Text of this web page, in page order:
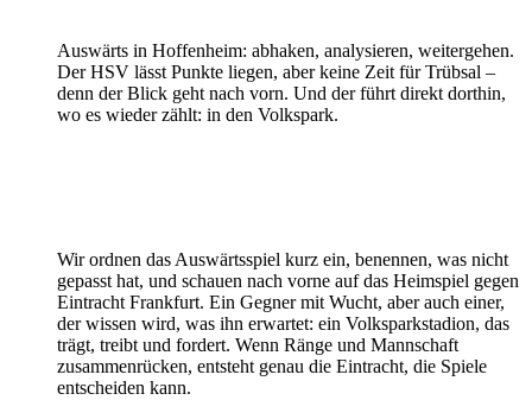
Auswärts in Hoffenheim: abhaken, analysieren, weitergehen.
Der HSV lässt Punkte liegen, aber keine Zeit für Trübsal –
denn der Blick geht nach vorn. Und der führt direkt dorthin,
wo es wieder zählt: in den Volkspark.
Wir ordnen das Auswärtsspiel kurz ein, benennen, was nicht
gepasst hat, und schauen nach vorne auf das Heimspiel gegen
Eintracht Frankfurt. Ein Gegner mit Wucht, aber auch einer,
der wissen wird, was ihn erwartet: ein Volksparkstadion, das
trägt, treibt und fordert. Wenn Ränge und Mannschaft
zusammenrücken, entsteht genau die Eintracht, die Spiele
entscheiden kann.